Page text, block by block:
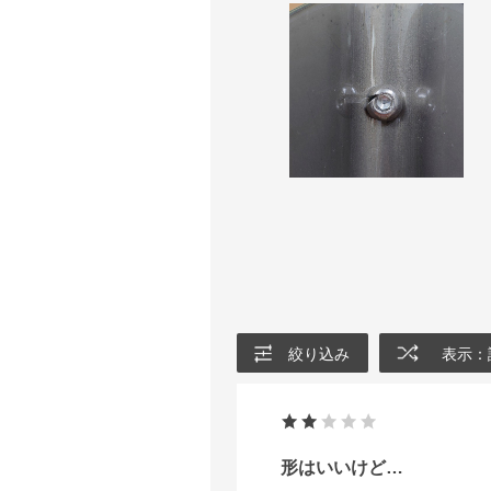
絞り込み 表示
形はいいけど…